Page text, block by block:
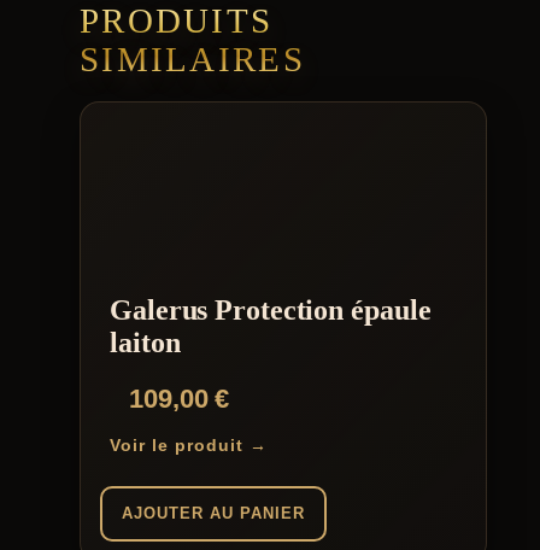
PRODUITS
SIMILAIRES
Galerus Protection épaule
laiton
109,00€
Voir le produit →
AJOUTER AU PANIER